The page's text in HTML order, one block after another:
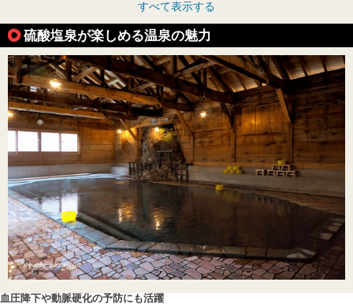
すべて表示する
硫酸塩泉が楽しめる温泉の魅力
血圧降下や動脈硬化の予防にも活躍